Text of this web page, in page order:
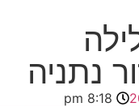
נתניה
8:18 pm